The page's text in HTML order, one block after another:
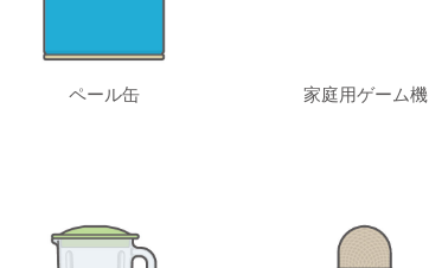
ペール缶 家庭用ゲーム機